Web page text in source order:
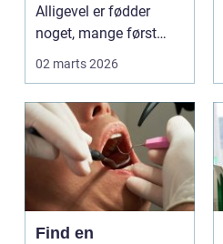
Alligevel er fødder
noget, mange først
tænker på, når smer...
02 marts 2026
Find en